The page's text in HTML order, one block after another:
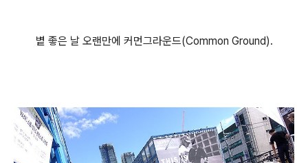
볕 좋은 날 오랜만에 커먼그라운드(Common Ground).